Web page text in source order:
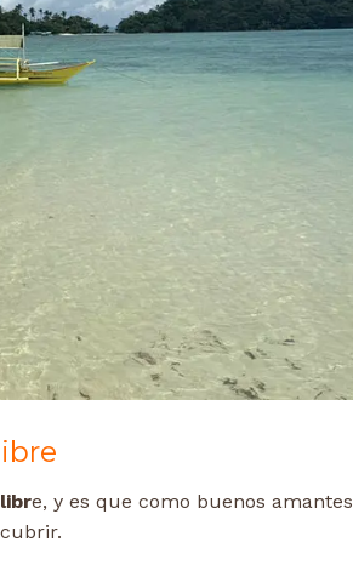
e, y es que como buenos amantes